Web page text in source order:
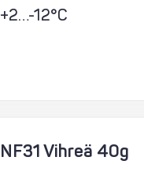
+2…-12°C
NF31 Vihreä 40g